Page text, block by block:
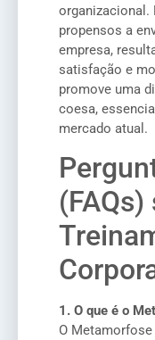
organizacional.
propensos a
empresa,
satisfação e
promove uma
coesa,
mercado atual.
1. O que é o
O